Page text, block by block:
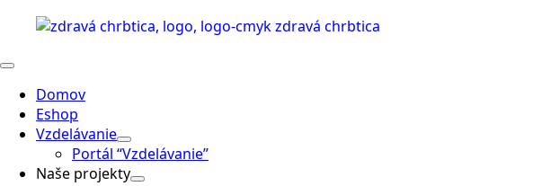
Domov
Eshop
Vzdelávanie
Portál “Vzdelávanie”
Naše projekty